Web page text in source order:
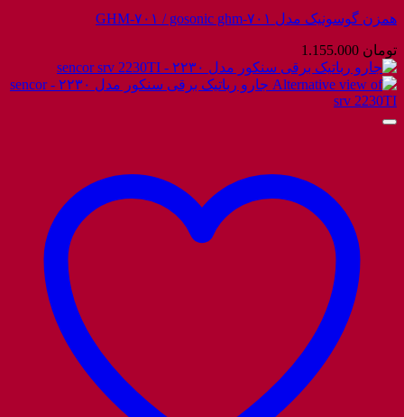
همزن گوسونیک مدل GHM-۷۰۱ / gosonic ghm-۷۰۱
تومان